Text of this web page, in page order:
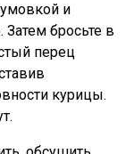
и
Затем бросьте в
перец
курицы.